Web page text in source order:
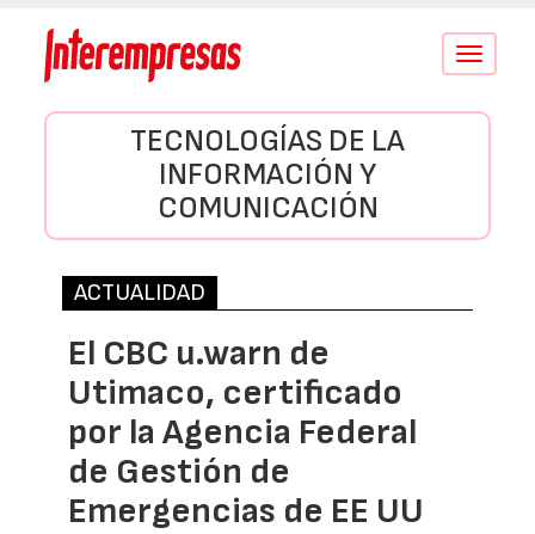
Conmutar
TECNOLOGÍAS DE LA
INFORMACIÓN Y
COMUNICACIÓN
ACTUALIDAD
El CBC u.warn de
Utimaco, certificado
por la Agencia Federal
de Gestión de
Emergencias de EE UU